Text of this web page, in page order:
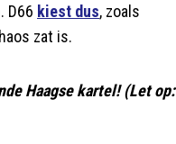
D66 kiest dus, zoals
zat is.
Haagse kartel! (Let op: